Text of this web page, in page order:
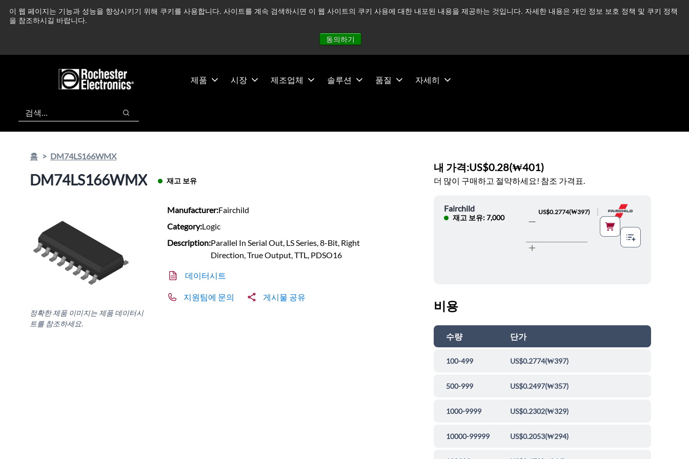
이 웹 페이지는 기능과 성능을 향상시키기 위해 쿠키를 사용합니다. 사이트를 계속 검색하시면 이 웹 사이트의 쿠키 사용에 대한 내포된 내용을 제공하는 것입니다. 자세한 내용은 개인 정보 보호 정책 및 쿠키 정책
을 참조하시길 바랍니다.
동의하기
츠
건
중동 지역 상황을 지속적으로 주시하고 있으며, 모든 서비스는 정상적으로 운영되고 있습니다. 더 읽어보기 →
제품 시장 제조업체 솔루션 품질 자세히
검색
검색
홈 DM74LS166WMX
DM74LS166WMX 재고 보유
정확한 제품 이미지는 제품 데이터시
트를 참조하세요.
Manufacturer:Fairchild
Category:Logic
Description:Parallel In Serial Out, LS Series, 8-Bit, Right
Direction, True Output, TTL, PDSO16
데이터시트
지원팀에 문의 게시물 공유
내 가격:US$0.28(₩401)
더 많이 구매하고 절약하세요! 참조 가격표.
Fairchild
재고 보유: 7,000
US$0.2774(₩397)
비용
수량 단가
100-499 US$0.2774(₩397)
500-999 US$0.2497(₩357)
1000-9999 US$0.2302(₩329)
10000-99999 US$0.2053(₩294)